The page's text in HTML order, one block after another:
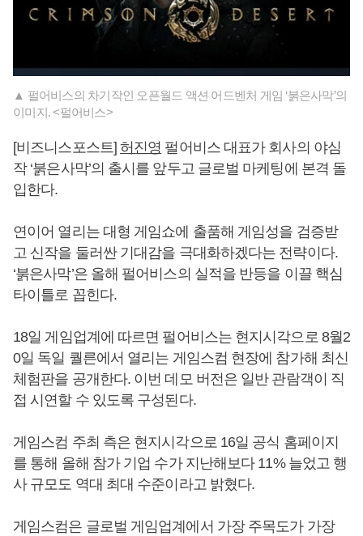
▲ 펄어비스의 차기작인 오픈월드 액션 어드벤처 게임 ‘붉은사막’의
이미지. <펄어비스>
[비즈니스포스트] 허진영 펄어비스 대표가 회사의 야심
작 ‘붉은사막’의 출시를 앞두고 글로벌 마케팅에 본격 돌
입한다.
연이어 열리는 대형 게임쇼에 출품해 게임성을 검증받
고 신작을 둘러싼 기대감을 극대화하겠다는 전략이다.
‘붉은사막’은 올해 펄어비스의 실적을 반등을 이끌 핵심
타이틀로 꼽힌다.
18일 게임업계에 따르면 펄어비스는 현지시각으로 8월2
0일 독일 퀄른에서 열리는 게임스컴 현장에 참가해 최신
체험판을 공개한다. 이번 데모 버전은 일반 관람객이 직
접 시연할 수 있도록 구성된다.
게임스컴 주최 측은 현지시각으로 16일 공식 홈페이지
를 통해 올해 참가 기업 수가 지난해보다 11% 늘었고 행
사 규모도 역대 최대 수준이라고 밝혔다.
게임스컴은 글로벌 게임업계에서 가장 주목도가 가장